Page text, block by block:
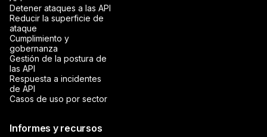
Detener ataques a las API
Reducir la superficie de
ataque
Cumplimiento y
gobernanza
Gestión de la postura de
las API
Respuesta a incidentes
de API
Casos de uso por sector
Informes y recursos